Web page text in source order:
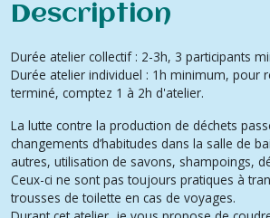
Description
Durée atelier collectif : 2-3h, 3 participants
Durée atelier individuel : 1h minimum, pour
terminé, comptez 1 à 2h d'atelier.
La lutte contre la production de déchets
changements d’habitudes dans la salle de
autres, utilisation de savons, shampoings,
Ceux-ci ne sont pas toujours pratiques à
trousses de toilette en cas de voyages.